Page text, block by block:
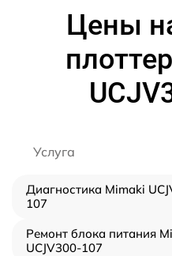
Цены
Услуга
Диагностика Mimaki
107
Ремонт блока питания
UCJV300-107